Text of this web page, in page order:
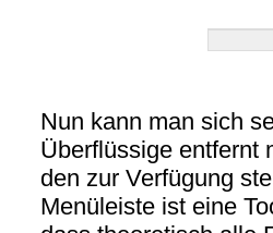
Nun kann man sich
Überflüssige entfernt
den zur Verfügung
Menüleiste ist eine